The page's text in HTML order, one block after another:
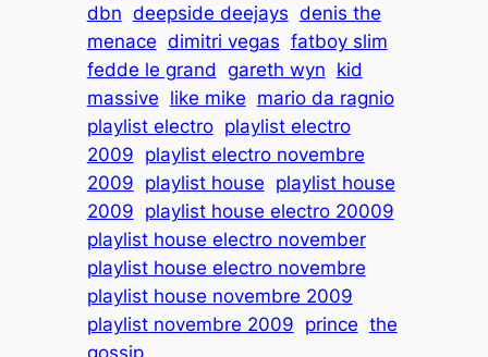
dbn deepside deejays denis the
menace dimitri vegas fatboy slim
fedde le grand gareth wyn kid
massive like mike mario da ragnio
playlist electro playlist electro
2009 playlist electro novembre
2009 playlist house playlist house
2009 playlist house electro 20009
playlist house electro november
playlist house electro novembre
playlist house novembre 2009
playlist novembre 2009 prince the
gossip